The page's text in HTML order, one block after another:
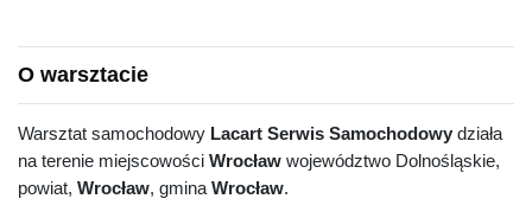
O warsztacie
Warsztat samochodowy Lacart Serwis Samochodowy działa
na terenie miejscowości Wrocław województwo Dolnośląskie,
powiat, Wrocław, gmina Wrocław.